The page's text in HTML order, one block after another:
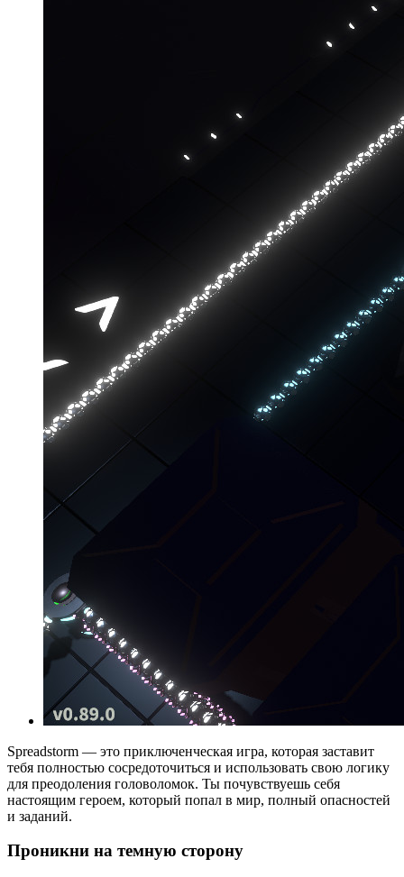
Spreadstorm — это приключенческая игра, которая заставит
тебя полностью сосредоточиться и использовать свою логику
для преодоления головоломок. Ты почувствуешь себя
настоящим героем, который попал в мир, полный опасностей
и заданий.
Проникни на темную сторону